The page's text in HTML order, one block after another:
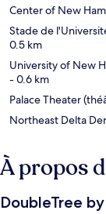
Center of New
Stade de
0.5 km
University of New
- 0.6 km
Palace Theater
Northeast Delta
À propos
DoubleTree